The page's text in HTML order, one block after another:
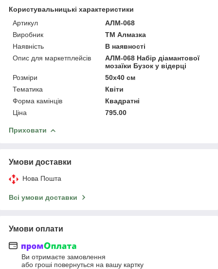
Користувальницькі характеристики
Артикул
АЛМ-068
Виробник
ТМ Алмазка
Наявність
В наявності
Опис для маркетплейсів
АЛМ-068 Набір діамантової
мозаїки Бузок у відерці
Розміри
50x40 см
Тематика
Квіти
Форма камінців
Квадратні
Ціна
795.00
Приховати
Умови доставки
Нова Пошта
Всі умови доставки
Умови оплати
Ви отримаєте замовлення
або гроші повернуться на вашу картку